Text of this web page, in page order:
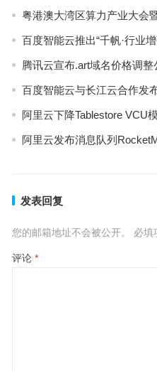
粤港澳大湾区算力产业大会
百度智能云推出“千帆·行业
腾讯云宣布.art域名价格调整
百度智能云与长江云合作发
阿里云下降Tablestore VCU
阿里云发布消息队列
发表回复
您的邮箱地址不会被公开。 必填
评论 *